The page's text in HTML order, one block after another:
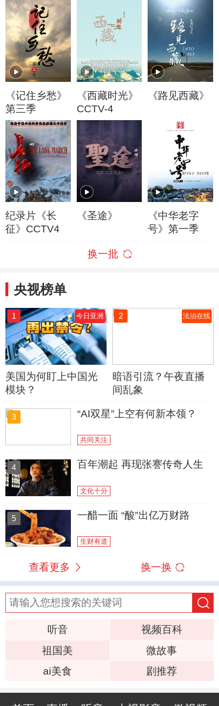
《记住乡愁》
第三季
《西藏时光》
CCTV-4
《路见西藏》
纪录片《长
征》CCTV4
《圣途》
《中华老字
号》第一季
换一批
央视榜单
1 今日亚洲
美国为何盯上中国光
模块？
2 法治在线
暗语引流？午夜直播
间乱象
3 “AI双星”上空有何新本领？
共同关注
4 百年潮起 再现张謇传奇人生
文化十分
5 一醋一面 “酸”出亿万财路
生财有道
查看更多 换一换
听音
视频百科
祖国美
微故事
ai美食
剧推荐